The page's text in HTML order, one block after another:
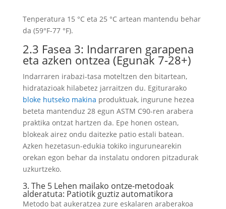
Tenperatura 15 °C eta 25 °C artean mantendu behar
da (59°F-77 °F).
2.3 Fasea 3: Indarraren garapena
eta azken ontzea (Egunak 7-28+)
Indarraren irabazi-tasa moteltzen den bitartean,
hidratazioak hilabetez jarraitzen du. Egiturarako
bloke hutseko makina produktuak, ingurune hezea
beteta mantenduz 28 egun ASTM C90-ren arabera
praktika ontzat hartzen da. Epe honen ostean,
blokeak airez ondu daitezke patio estali batean.
Azken hezetasun-edukia tokiko ingurunearekin
orekan egon behar da instalatu ondoren pitzadurak
uzkurtzeko.
3. The 5 Lehen mailako ontze-metodoak
alderatuta: Patiotik guztiz automatikora
Metodo bat aukeratzea zure eskalaren araberakoa